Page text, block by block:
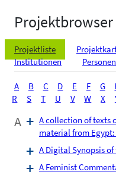
Projektbrowser
Projektliste
Institutionen
Personen
A B C D E F G
R
S T U V W X
A
A collection of texts
material from Egypt:
A Digital Synopsis
A Feminist